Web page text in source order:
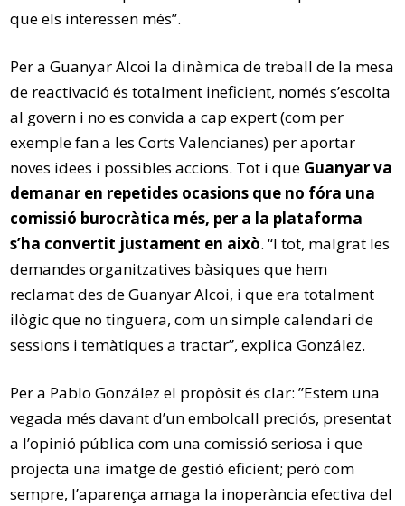
que els interessen més”.
Per a Guanyar Alcoi la dinàmica de treball de la mesa
de reactivació és totalment ineficient, només s’escolta
al govern i no es convida a cap expert (com per
exemple fan a les Corts Valencianes) per aportar
noves idees i possibles accions. Tot i que Guanyar va
demanar en repetides ocasions que no fóra una
comissió burocràtica més, per a la plataforma
s’ha convertit justament en això. “I tot, malgrat les
demandes organitzatives bàsiques que hem
reclamat des de Guanyar Alcoi, i que era totalment
ilògic que no tinguera, com un simple calendari de
sessions i temàtiques a tractar”, explica González.
Per a Pablo González el propòsit és clar: ”Estem una
vegada més davant d’un embolcall preciós, presentat
a l’opinió pública com una comissió seriosa i que
projecta una imatge de gestió eficient; però com
sempre, l’aparença amaga la inoperància efectiva del